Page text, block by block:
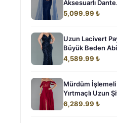
Aksesuarlı
5,099.99 ₺
Uzun Lacivert
Büyük Beden
4,589.99 ₺
Mürdüm İşlemeli
Yırtmaçlı Uzun
6,289.99 ₺